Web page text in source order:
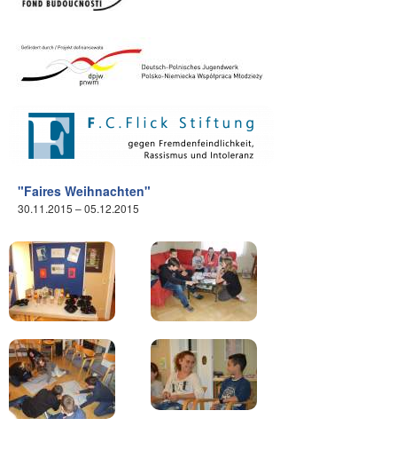
"Faires Weihnachten"
30.11.2015 – 05.12.2015